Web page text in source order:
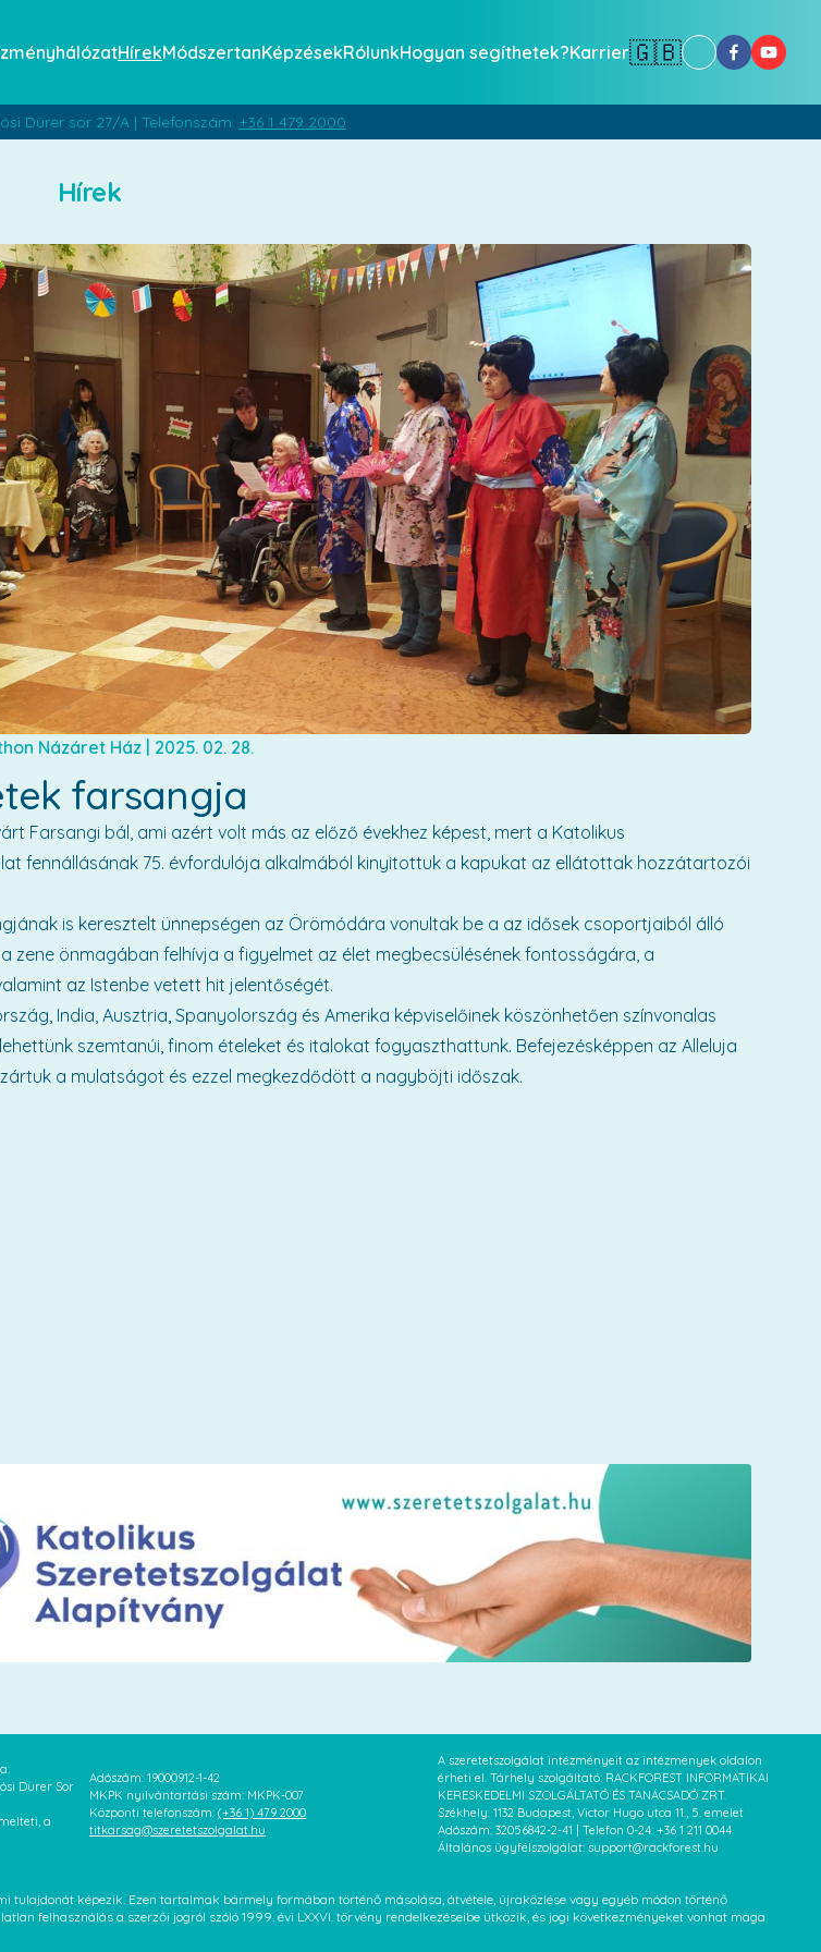
HírekMódszertanKépzésekRólunkHogyan segíthetek?Karrier🇬🇧
Dürer sor 27/A | Telefonszám: +36 1 479 2000
Hírek
Názáret Ház | 2025. 02. 28.
farsangja
Farsangi bál, ami azért volt más az előző évekhez képest, mert a Katolikus
fennállásának 75. évfordulója alkalmából kinyitottuk a kapukat az ellátottak hozzátartozói
is keresztelt ünnepségen az Örömódára vonultak be a az idősek csoportjaiból álló
a zene önmagában felhívja a figyelmet az élet megbecsülésének fontosságára, a
az Istenbe vetett hit jelentőségét.
India, Ausztria, Spanyolország és Amerika képviselőinek köszönhetően színvonalas
szemtanúi, finom ételeket és italokat fogyaszthattunk. Befejezésképpen az Alleluja
a mulatságot és ezzel megkezdődött a nagyböjti időszak.
Dürer Sor
a
Adószám: 19000912-1-42
MKPK nyilvántartási szám: MKPK-007
Központi telefonszám: (+36 1) 479 2000
titkarsag@szeretetszolgalat.hu
A szeretetszolgálat intézményeit az intézmények oldalon
érheti el. Tárhely szolgáltató: RACKFOREST INFORMATIKAI
KERESKEDELMI SZOLGÁLTATÓ ÉS TANÁCSADÓ ZRT.
Székhely: 1132 Budapest, Victor Hugo utca 11., 5. emelet
Adószám: 32056842-2-41 | Telefon 0-24: +36 1 211 0044
Általános ügyfélszolgálat: support@rackforest.hu
képezik. Ezen tartalmak bármely formában történő másolása, átvétele, újraközlése vagy egyéb módon történő
felhasználás a szerzői jogról szóló 1999. évi LXXVI. törvény rendelkezéseibe ütközik, és jogi következményeket vonhat maga